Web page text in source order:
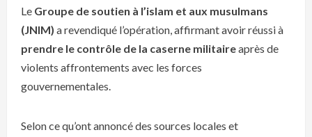
Le Groupe de soutien à l’islam et aux musulmans
(JNIM) a revendiqué l’opération, affirmant avoir réussi à
prendre le contrôle de la caserne militaireaprès de
violents affrontements avec les forces
gouvernementales.
Selon ce qu’ont annoncé des sources locales et